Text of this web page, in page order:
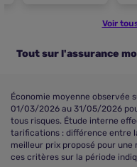
Voir
Tout sur l'assurance
Économie moyenne observée
01/03/2026 au 31/05/2026
tous risques. Étude interne
tarifications : différence entre
meilleur prix proposé pour
ces critères sur la période